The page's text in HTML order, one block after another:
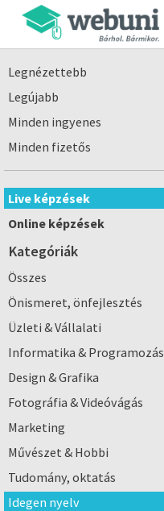
Legnézettebb
Legújabb
Minden ingyenes
Minden fizetős
Live képzések
Online képzések
Kategóriák
Összes
Önismeret, önfejlesztés
Üzleti & Vállalati
Informatika & Programozás
Design & Grafika
Fotográfia & Videóvágás
Marketing
Művészet & Hobbi
Tudomány, oktatás
Idegen nyelv